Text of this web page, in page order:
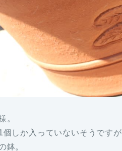
。
個しか入っていないそうです
鉢。